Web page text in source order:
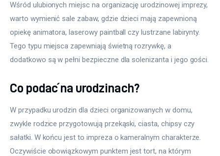
Wśród ulubionych miejsc na organizację urodzinowej imprezy,
warto wymienić sale zabaw, gdzie dzieci mają zapewnioną
opiekę animatora, laserowy paintball czy lustrzane labirynty.
Tego typu miejsca zapewniają świetną rozrywkę, a
dodatkowo są w pełni bezpieczne dla solenizanta i jego gości.
Co podać na urodzinach?
W przypadku urodzin dla dzieci organizowanych w domu,
zwykle rodzice przygotowują przekąski, ciasta, chipsy czy
sałatki. W końcu jest to impreza o kameralnym charakterze.
Oczywiście obowiązkowym punktem jest tort, na którym